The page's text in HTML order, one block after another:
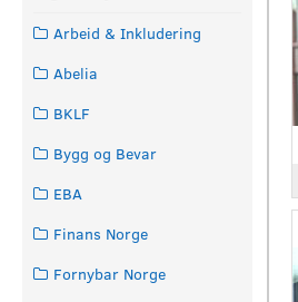
Arbeid & Inkludering
Abelia
BKLF
Bygg og Bevar
EBA
Finans Norge
Fornybar Norge